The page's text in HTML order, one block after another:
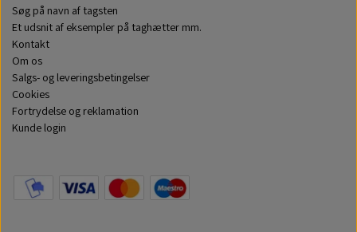
Søg på navn af tagsten
Et udsnit af eksempler på taghætter mm.
Kontakt
Om os
Salgs- og leveringsbetingelser
Cookies
Fortrydelse og reklamation
Kunde login